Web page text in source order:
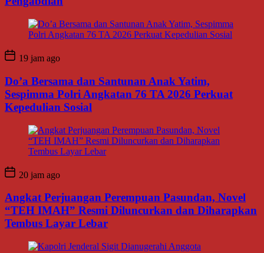
19 jam ago
Do’a Bersama dan Santunan Anak Yatim,
Sespimma Polri Angkatan 76 TA 2026 Perkuat
Kepedulian Sosial
20 jam ago
Angkat Perjuangan Perempuan Pasundan, Novel
“TEH IMAH” Resmi Diluncurkan dan Diharapkan
Tembus Layar Lebar